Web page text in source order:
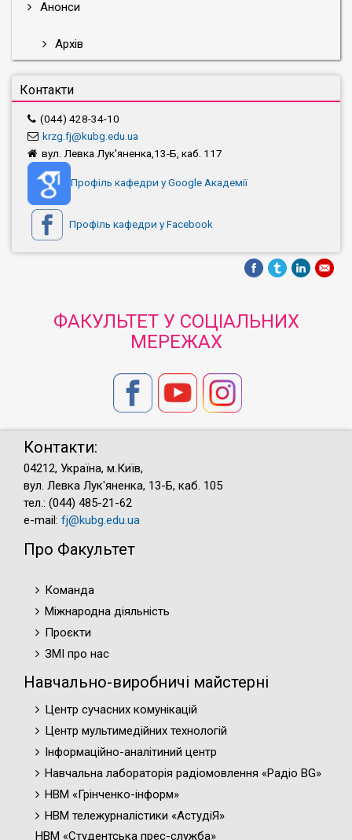
Анонси
Архів
Контакти
(044) 428-34-10
krzg.fj@kubg.edu.ua
вул. Левка Лук'яненка,13-Б, каб. 117
Профіль кафедри у Google Академії
Профіль кафедри у Facebook
ФАКУЛЬТЕТ У СОЦІАЛЬНИХ
МЕРЕЖАХ
Контакти:
04212, Україна, м.Київ,
вул. Левка Лук'яненка, 13-Б, каб. 105
тел.: (044) 485-21-62
e-mail: fj@kubg.edu.ua
Про Факультет
Команда
Міжнародна діяльність
Проєкти
ЗМІ про нас
Навчально-виробничі майстерні
Центр сучасних комунікацій
Центр мультимедійних технологій
Інформаційно-аналітиний центр
Навчальна лабораторія радіомовлення «Радіо BG»
НВМ «Грінченко-інформ»
НВМ тележурналістики «АстудіЯ»
НВМ «Студентська прес-служба»